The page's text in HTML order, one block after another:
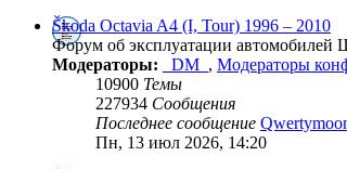
Škoda Octavia A4 (I, Tour) 1996 – 2010
Форум об эксплуатации автомобилей
Модераторы:
_DM_ , Модераторы
10900 Темы
227934 Сообщения
Последнее сообщение
Пн, 13 июл 2026, 14:20